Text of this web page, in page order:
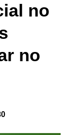
no
no